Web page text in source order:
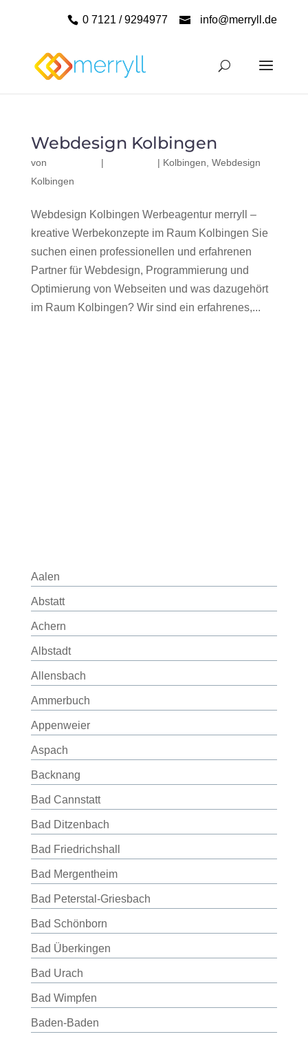
0 7121 / 9294977 info@merryll.de
Webdesign Kolbingen
von | | Kolbingen Webdesign
Kolbingen
Webdesign Kolbingen Werbeagentur merryll –
kreative Werbekonzepte im Raum Kolbingen Sie
suchen einen professionellen und erfahrenen
Partner für Webdesign, Programmierung und
Optimierung von Webseiten und was dazugehört
im Raum Kolbingen? Wir sind ein erfahrenes,...
Aalen
Abstatt
Achern
Albstadt
Allensbach
Ammerbuch
Appenweier
Aspach
Backnang
Bad Cannstatt
Bad Ditzenbach
Bad Friedrichshall
Bad Mergentheim
Bad Peterstal-Griesbach
Bad Schönborn
Bad Überkingen
Bad Urach
Bad Wimpfen
Baden-Baden